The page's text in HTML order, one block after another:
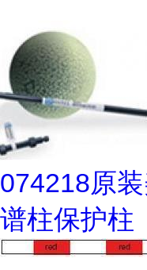
074218原
谱柱保护柱